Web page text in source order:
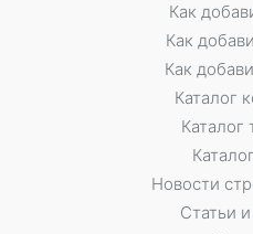
Как
Как
Как
Каталог
Каталог
Новости
Статьи